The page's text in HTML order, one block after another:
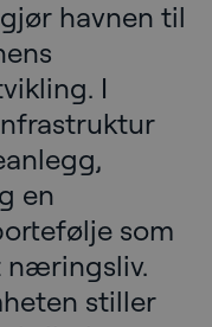
havnen til
I
en
som
næringsliv.
stiller